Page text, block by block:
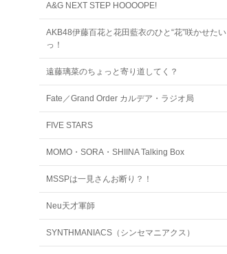
A&G NEXT STEP HOOOOPE!
AKB48伊藤百花と花田藍衣のひと“花”咲かせたい
っ！
遠藤璃菜のちょっと寄り道してく？
Fate／Grand Order カルデア・ラジオ局
FIVE STARS
MOMO・SORA・SHIINA Talking Box
MSSPは一見さんお断り？！
Neu天才軍師
SYNTHMANIACS（シンセマニアクス）